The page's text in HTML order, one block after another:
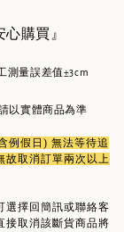
購買』
測量誤差值±3cm
以實體商品為準
例假日) 無法等待追
故取消訂單兩次以上
選擇回簡訊或聯絡客
接取消該斷貨商品將